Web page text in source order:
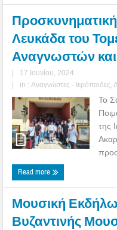
Λευκάδα του
Αναγνωστών
|
17 Ιουνίου, 2024
|
in :Αναγνώστες - Ιερόπαιδες
Το
της
Read more
Μουσική
Βυζαντινής